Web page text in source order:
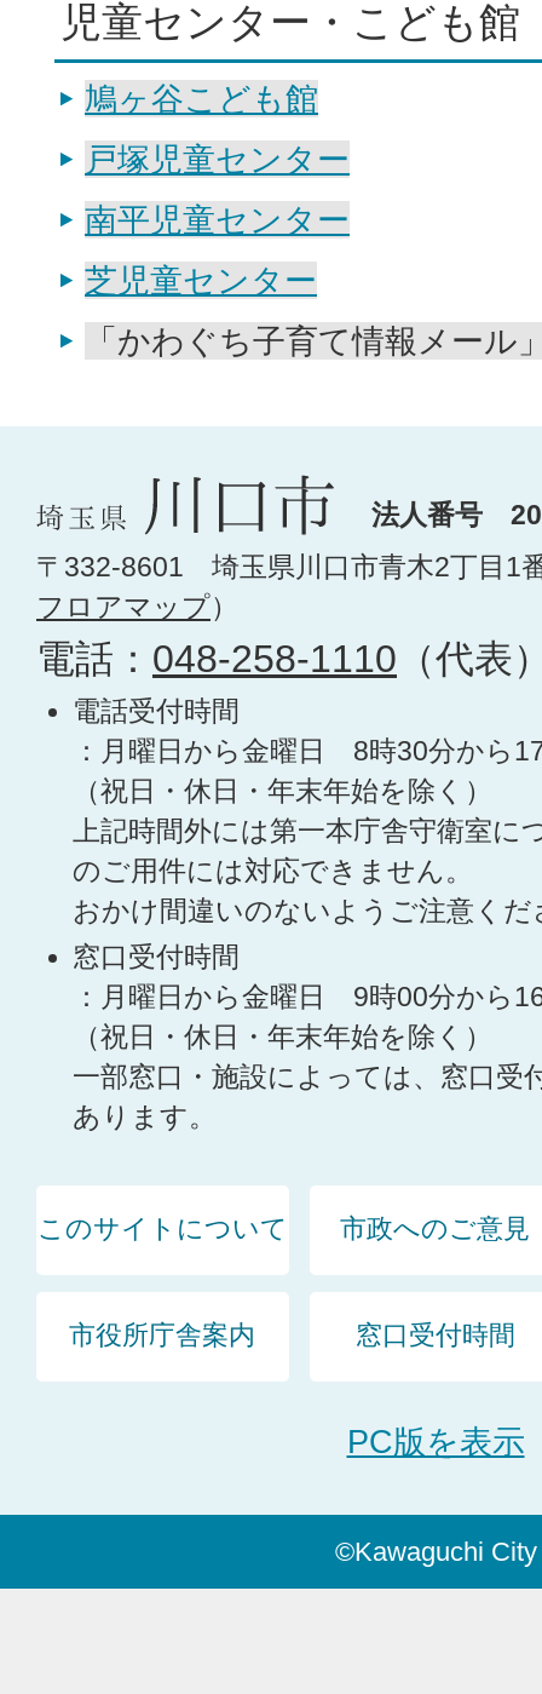
児童センター・こども館
鳩ヶ谷こども館
戸塚児童センター
南平児童センター
芝児童センター
「かわぐち子育て情報メール
法人番号
〒332-8601 埼玉県川口市青木2丁目1
フロアマップ）
電話： 048-258-1110 （代表
電話受付時間
：月曜日から金曜日 8時30分から
（祝日・休日・年末年始を除く）
上記時間外には第一本庁舎守衛室
のご用件には対応できません。
おかけ間違いのないようご注意くだ
窓口受付時間
：月曜日から金曜日 9時00分から
（祝日・休日・年末年始を除く）
一部窓口・施設によっては、窓口受
あります。
このサイトについて 市政へのご意見
市役所庁舎案内 窓口受付時間
PC版を表示
©Kawaguchi City